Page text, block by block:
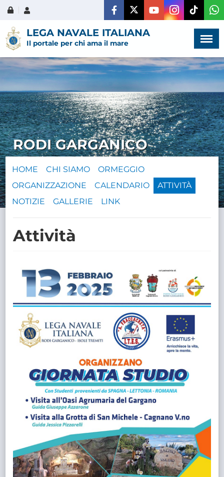
LEGA NAVALE ITALIANA
Il portale per chi ama il mare
RODI GARGANICO
HOME CHI SIAMO
ORMEGGIO
ORGANIZZAZIONE
CALENDARIO
ATTIVITÀ
NOTIZIE
GALLERIE LINK
Attività
Menù ×
HOME
CHI SIAMO
LA VITA
DELL'ASSOCIAZIONE
COMUNICAZIONE,
PROGETTI ED EDITORIA